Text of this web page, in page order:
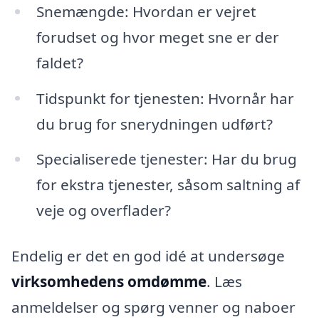
Snemængde: Hvordan er vejret
forudset og hvor meget sne er der
faldet?
Tidspunkt for tjenesten: Hvornår har
du brug for snerydningen udført?
Specialiserede tjenester: Har du brug
for ekstra tjenester, såsom saltning af
veje og overflader?
Endelig er det en god idé at undersøge
virksomhedens omdømme. Læs
anmeldelser og spørg venner og naboer